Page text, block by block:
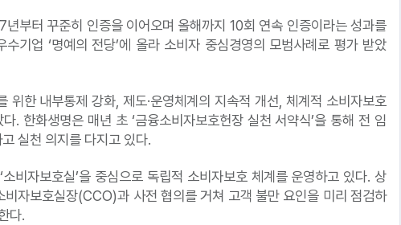
부터 꾸준히 인증을 이어오며 올해까지 10회 연속 인증이라는 성과를
기업 ‘명예의 전당’에 올라 소비자 중심경영의 모범사례로 평가 받았
위한 내부통제 강화, 제도·운영체계의 지속적 개선, 체계적 소비자보호
. 한화생명은 매년 초 ‘금융소비자보호헌장 실천 서약식’을 통해 전 임
실천 의지를 다지고 있다.
비자보호실’을 중심으로 독립적 소비자보호 체계를 운영하고 있다. 상
비자보호실장(CCO)과 사전 협의를 거쳐 고객 불만 요인을 미리 점검하
다.
#삼성생명